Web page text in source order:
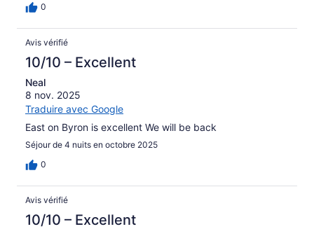
0
Avis vérifié
10/10 – Excellent
Neal
8 nov. 2025
Traduire avec Google
East on Byron is excellent We will be back
Séjour de 4 nuits en octobre 2025
0
Avis vérifié
10/10 – Excellent